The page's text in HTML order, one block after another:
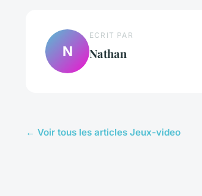
N
ECRIT PAR
Nathan
← Voir tous les articles Jeux-video